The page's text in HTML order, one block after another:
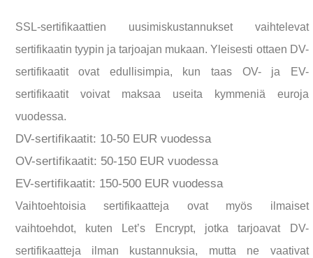
SSL-sertifikaattien uusimiskustannukset vaihtelevat
sertifikaatin tyypin ja tarjoajan mukaan. Yleisesti ottaen DV-
sertifikaatit ovat edullisimpia, kun taas OV- ja EV-
sertifikaatit voivat maksaa useita kymmeniä euroja
vuodessa.
DV-sertifikaatit: 10-50 EUR vuodessa
OV-sertifikaatit: 50-150 EUR vuodessa
EV-sertifikaatit: 150-500 EUR vuodessa
Vaihtoehtoisia sertifikaatteja ovat myös ilmaiset
vaihtoehdot, kuten Let’s Encrypt, jotka tarjoavat DV-
sertifikaatteja ilman kustannuksia, mutta ne vaativat